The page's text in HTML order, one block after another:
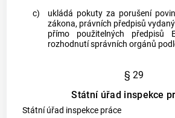
c)
ukládá pokuty za porušení
zákona, právních předpisů
přímo použitelných předpisů
rozhodnutí správních orgánů
§ 29
Státní úřad inspekce
Státní úřad inspekce práce